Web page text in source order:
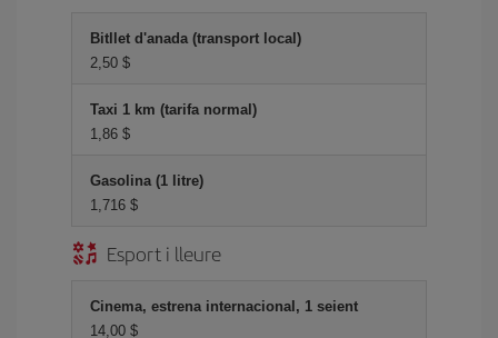
Bitllet d'anada (transport local)
2,50 $
Taxi 1 km (tarifa normal)
1,86 $
Gasolina (1 litre)
1,716 $
Esport i lleure
Cinema, estrena internacional, 1 seient
14,00 $